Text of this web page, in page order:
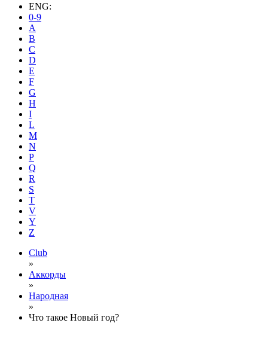
ENG:
0-9
A
B
C
D
E
F
G
H
I
L
M
N
P
Q
R
S
T
V
Y
Z
Club
»
Аккорды
»
Народная
»
Что такое Новый год?